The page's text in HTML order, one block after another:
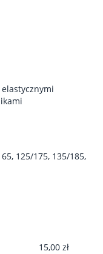
125/175, 135/185,
15,00 zł